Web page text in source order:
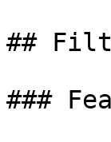
##
###